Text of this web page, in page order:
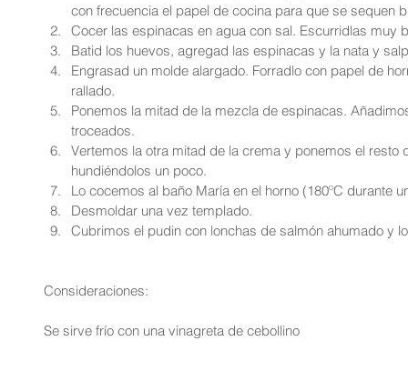
con frecuencia el papel de cocina para que se sequen
Cocer las espinacas en agua con sal. Escurridlas muy
Batid los huevos, agregad las espinacas y la nata y
Engrasad un molde alargado. Forradlo con papel de
rallado.
Ponemos la mitad de la mezcla de espinacas.
troceados.
Vertemos la otra mitad de la crema y ponemos el
hundiéndolos un poco.
Lo cocemos al baño María en el horno (180ºC durante
Desmoldar una vez templado.
Cubrimos el pudin con lonchas de salmón ahumado y
Consideraciones:
Se sirve frío con una vinagreta de cebollino